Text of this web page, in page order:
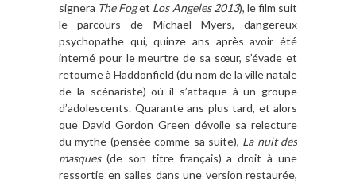
signera The Foget Los Angeles 2013), le film suit
le parcours de Michael Myers, dangereux
psychopathe qui, quinze ans après avoir été
interné pour le meurtre de sa sœur, s’évade et
retourne à Haddonfield (du nom de la ville natale
de la scénariste) où il s’attaque à un groupe
d’adolescents. Quarante ans plus tard, et alors
que David Gordon Green dévoile sa relecture
du mythe (pensée comme sa suite), La nuit des
masques(de son titre français) a droit à une
ressortie en salles dans une version restaurée,